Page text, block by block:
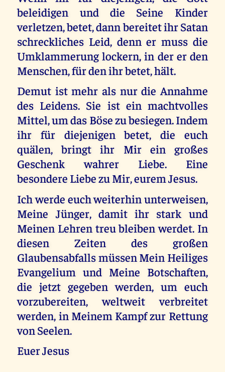
beleidigen und die Seine Kinder
verletzen, betet, dann bereitet ihr Satan
schreckliches Leid, denn er muss die
Umklammerung lockern, in der er den
Menschen, für den ihr betet, hält.
Demut ist mehr als nur die Annahme
des Leidens. Sie ist ein machtvolles
Mittel, um das Böse zu besiegen. Indem
ihr für diejenigen betet, die euch
quälen, bringt ihr Mir ein großes
Geschenk wahrer Liebe. Eine
besondere Liebe zu Mir, eurem Jesus.
Ich werde euch weiterhin unterweisen,
Meine Jünger, damit ihr stark und
Meinen Lehren treu bleiben werdet. In
diesen Zeiten des großen
Glaubensabfalls müssen Mein Heiliges
Evangelium und Meine Botschaften,
die jetzt gegeben werden, um euch
vorzubereiten, weltweit verbreitet
werden, in Meinem Kampf zur Rettung
von Seelen.
Euer Jesus